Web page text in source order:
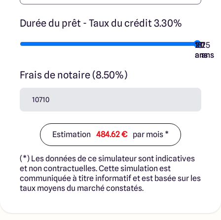
Durée du prêt - Taux du crédit 3.30%
7
ans
10
ans
15
ans
20
ans
25
ans
Frais de notaire (8.50%)
Estimation 484.62 € par mois *
(*) Les données de ce simulateur sont indicatives
et non contractuelles. Cette simulation est
communiquée à titre informatif et est basée sur les
taux moyens du marché constatés.